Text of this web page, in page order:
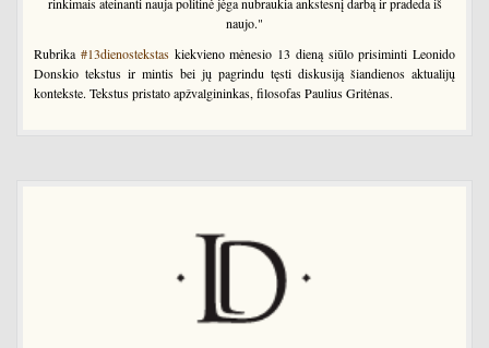
naujo."
Rubrika #13dienostekstaskiekvieno mėnesio 13 dieną siūlo prisiminti Leonido
Donskio tekstus ir mintis bei jų pagrindu tęsti diskusiją šiandienos aktualijų
kontekste. Tekstus pristato apžvalgininkas, filosofas Paulius Gritėnas.